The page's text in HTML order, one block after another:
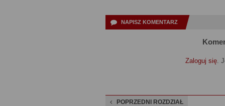
NAPISZ KOMENTARZ
Zaloguj się.
POPRZEDNI ROZDZIAŁ